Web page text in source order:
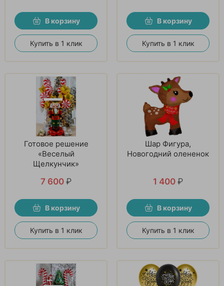
В корзину
Купить в 1 клик
В корзину
Купить в 1 клик
Готовое решение
«Веселый
Щелкунчик»
7 600 ₽
В корзину
Купить в 1 клик
Шар Фигура,
Новогодний олененок
1 400 ₽
В корзину
Купить в 1 клик